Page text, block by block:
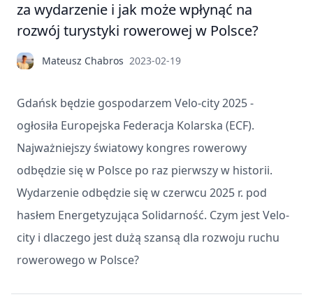
za wydarzenie i jak może wpłynąć na
rozwój turystyki rowerowej w Polsce?
Mateusz Chabros 2023-02-19
Gdańsk będzie gospodarzem Velo-city 2025 -
ogłosiła Europejska Federacja Kolarska (ECF).
Najważniejszy światowy kongres rowerowy
odbędzie się w Polsce po raz pierwszy w historii.
Wydarzenie odbędzie się w czerwcu 2025 r. pod
hasłem Energetyzująca Solidarność. Czym jest Velo-
city i dlaczego jest dużą szansą dla rozwoju ruchu
rowerowego w Polsce?